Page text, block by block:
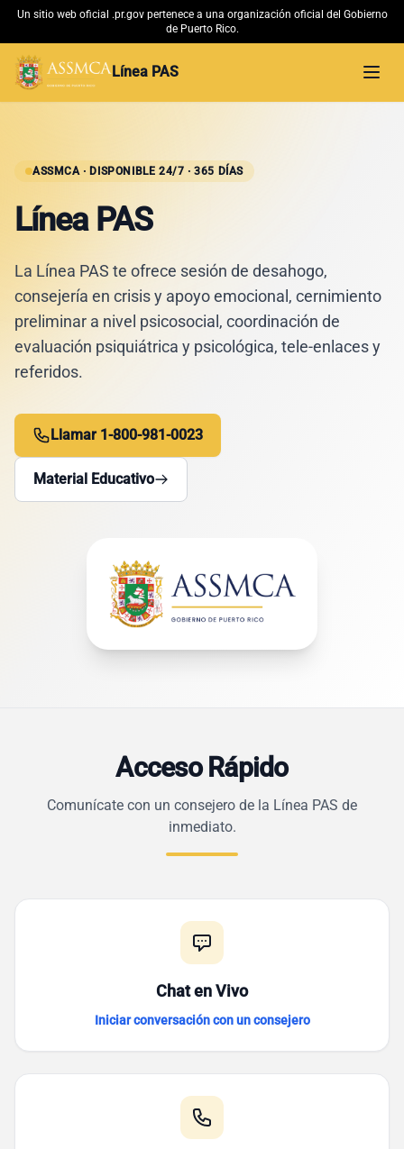
Un sitio web oficial .pr.gov pertenece a una organización oficial del Gobierno
de Puerto Rico.
Línea PAS
Abrir
Material Educativo
Conoce más
ASSMCA →
ASSMCA · DISPONIBLE 24/7 · 365 DÍAS
Línea PAS
La Línea PAS te ofrece sesión de desahogo,
consejería en crisis y apoyo emocional, cernimiento
preliminar a nivel psicosocial, coordinación de
evaluación psiquiátrica y psicológica, tele-enlaces y
referidos.
Llamar 1-800-981-0023
Material Educativo
Acceso Rápido
Comunícate con un consejero de la Línea PAS de
inmediato.
Chat en Vivo
Iniciar conversación con un consejero